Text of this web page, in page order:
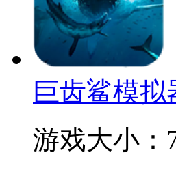
巨齿鲨模拟
游戏大小：